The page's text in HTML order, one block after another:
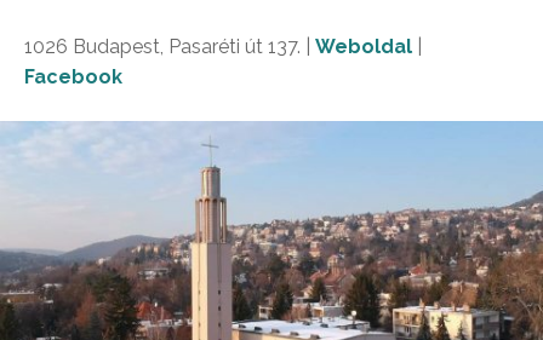
1026 Budapest, Pasaréti út 137. | Weboldal
Facebook